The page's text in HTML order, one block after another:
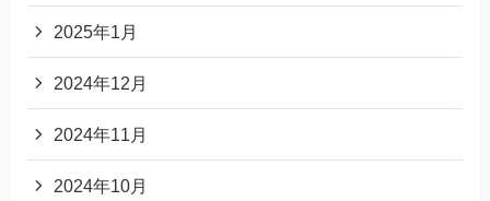
2025年1月
2024年12月
2024年11月
2024年10月